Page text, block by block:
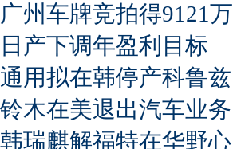
广州车牌竞拍得9121万
日产下调年盈利目标
通用拟在韩停产科鲁兹
铃木在美退出汽车业务
韩瑞麒解福特在华野心